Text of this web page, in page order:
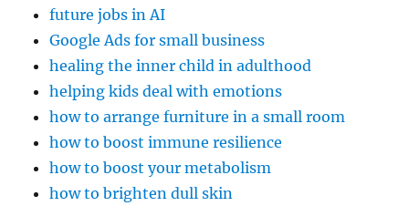
future jobs in AI
Google Ads for small business
healing the inner child in adulthood
helping kids deal with emotions
how to arrange furniture in a small room
how to boost immune resilience
how to boost your metabolism
how to brighten dull skin